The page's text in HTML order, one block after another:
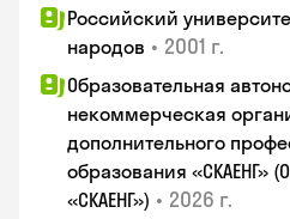
Российский
народов • 2001 г.
Образовательная
некоммерческая
дополнительного
образования «СКАЕНГ»
«СКАЕНГ») • 2026 г.